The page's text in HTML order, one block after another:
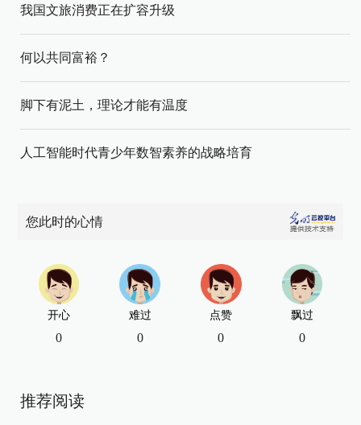
我国文旅消费正在扩容升级
何以共同富裕？
脚下有泥土，理论才能有温度
人工智能时代青少年数智素养的战略培育
您此时的心情
开心
0
难过
0
点赞
0
飘过
0
推荐阅读